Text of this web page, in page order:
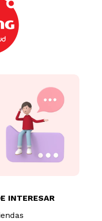
Lapicero Pilot BL G1
Negro 2 un.
14.65